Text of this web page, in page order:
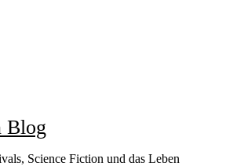
Blog
Science Fiction und das Leben